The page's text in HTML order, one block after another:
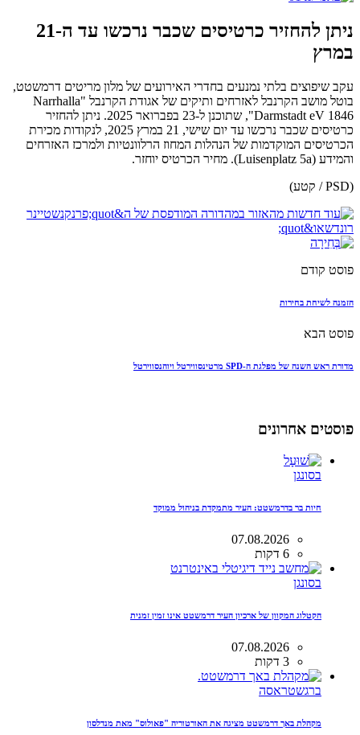
ניתן להחזיר כרטיסים שכבר נרכשו עד ה-21
במרץ
עקב שיפוצים בלתי נמנעים בחדרי האירועים של מלון מריטים דרמשטט,
בוטל מושב הקרנבל לאזרחים ותיקים של אגודת הקרנבל "Narrhalla
Darmstadt eV 1846", שתוכנן ל-23 בפברואר 2025. ניתן להחזיר
כרטיסים שכבר נרכשו עד יום שישי, 21 במרץ 2025, לנקודות מכירת
הכרטיסים המוקדמות של הנהלות המחוז הרלוונטיות ולמרכז האזרחים
והמידע (Luisenplatz 5a). מחיר הכרטיס יוחזר.
(PSD / קטע)
פוסט קודם
הזמנה לשיחת בחירות
פוסט הבא
מדורת ראש השנה של מפלגת ה-SPD מרטינסווירטל ויוהנסווירטל
פוסטים אחרונים
בסונגן
חיות בר בדרמשטט: העיר מתמקדת בניהול ממוקד
07.08.2026
6 דקות
בסונגן
הקטלוג המקוון של ארכיון העיר דרמשטט אינו זמין זמנית
07.08.2026
3 דקות
ברגשטראסה
מקהלת באך דרמשטט מציגה את האורטוריה "פאולוס" מאת מנדלסון